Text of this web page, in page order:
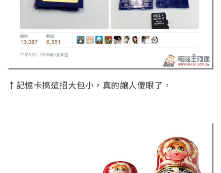
↑記憶卡搞這招大包小，真的讓人傻眼了。